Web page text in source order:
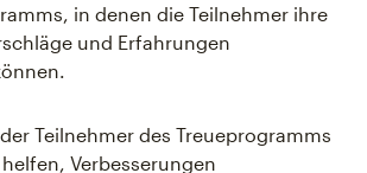
in denen die Teilnehmer ihre
und Erfahrungen
Teilnehmer des Treueprogramms
Verbesserungen